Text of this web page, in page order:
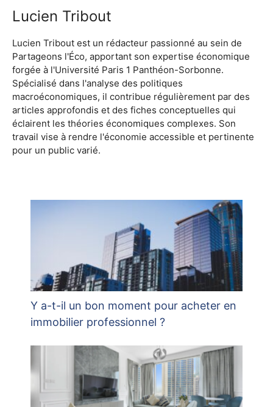
Lucien Tribout
Lucien Tribout est un rédacteur passionné au sein de
Partageons l'Éco, apportant son expertise économique
forgée à l'Université Paris 1 Panthéon-Sorbonne.
Spécialisé dans l'analyse des politiques
macroéconomiques, il contribue régulièrement par des
articles approfondis et des fiches conceptuelles qui
éclairent les théories économiques complexes. Son
travail vise à rendre l'économie accessible et pertinente
pour un public varié.
Y a-t-il un bon moment pour acheter en
immobilier professionnel ?